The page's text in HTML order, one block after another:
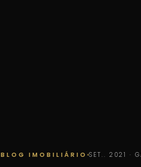
BLOG IMOBILIÁRIO SET.. 2021 ·